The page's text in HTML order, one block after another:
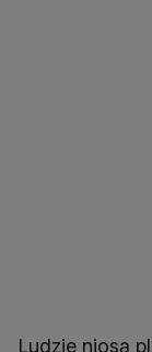
Ludzie niosą